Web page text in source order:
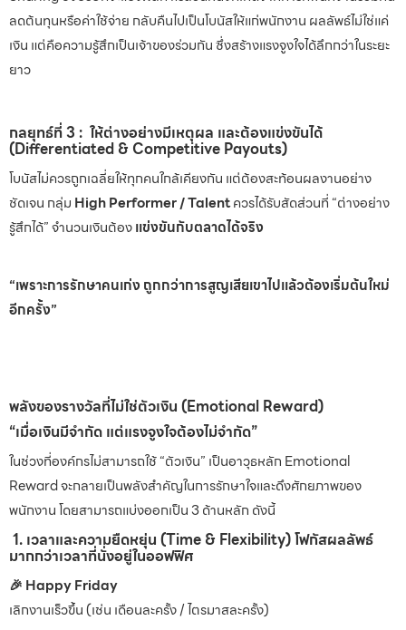
ลดต้นทุนหรือค่าใช้จ่าย กลับคืนไปเป็นโบนัสให้แก่พนักงาน ผลลัพธ์ไม่ใช่แค่
เงิน แต่คือความรู้สึกเป็นเจ้าของร่วมกัน ซึ่งสร้างแรงจูงใจได้ลึกกว่าในระยะ
ยาว
กลยุทธ์ที่ 3 : ให้ต่างอย่างมีเหตุผล และต้องแข่งขันได้
(Differentiated & Competitive Payouts)
โบนัสไม่ควรถูกเฉลี่ยให้ทุกคนใกล้เคียงกัน แต่ต้องสะท้อนผลงานอย่าง
ชัดเจน กลุ่ม High Performer / Talentควรได้รับสัดส่วนที่ “ต่างอย่าง
รู้สึกได้” จำนวนเงินต้องแข่งขันกับตลาดได้จริง
“เพราะการรักษาคนเก่ง ถูกกว่าการสูญเสียเขาไปแล้วต้องเริ่มต้นใหม่
อีกครั้ง”
พลังของรางวัลที่ไม่ใช่ตัวเงิน (Emotional Reward)
“เมื่อเงินมีจำกัด แต่แรงจูงใจต้องไม่จำกัด”
ในช่วงที่องค์กรไม่สามารถใช้ “ตัวเงิน” เป็นอาวุธหลัก Emotional
Reward จะกลายเป็นพลังสำคัญในการรักษาใจและดึงศักยภาพของ
พนักงาน โดยสามารถแบ่งออกเป็น 3 ด้านหลัก ดังนี้
1. เวลาและความยืดหยุ่น (Time & Flexibility) โฟกัสผลลัพธ์
มากกว่าเวลาที่นั่งอยู่ในออฟฟิศ
🎉 Happy Friday
เลิกงานเร็วขึ้น (เช่น เดือนละครั้ง / ไตรมาสละครั้ง)